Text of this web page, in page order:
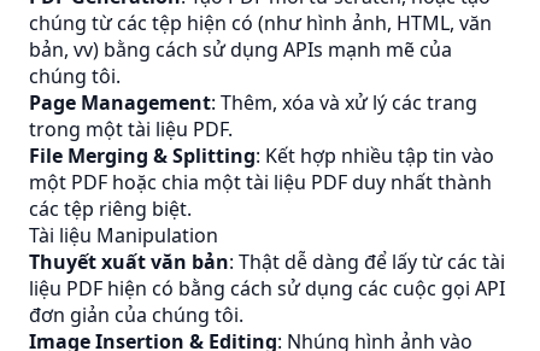
chúng từ các tệp hiện có (như hình ảnh, HTML, văn
bản, vv) bằng cách sử dụng APIs mạnh mẽ của
chúng tôi.
Page Management: Thêm, xóa và xử lý các trang
trong một tài liệu PDF.
File Merging & Splitting: Kết hợp nhiều tập tin vào
một PDF hoặc chia một tài liệu PDF duy nhất thành
các tệp riêng biệt.
Tài liệu Manipulation
Thuyết xuất văn bản: Thật dễ dàng để lấy từ các tài
liệu PDF hiện có bằng cách sử dụng các cuộc gọi API
đơn giản của chúng tôi.
Image Insertion & Editing: Nhúng hình ảnh vào